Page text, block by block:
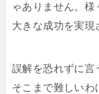
ゃありません。様
大きな成功を実現
誤解を恐れずに言
そこまで難しいわ